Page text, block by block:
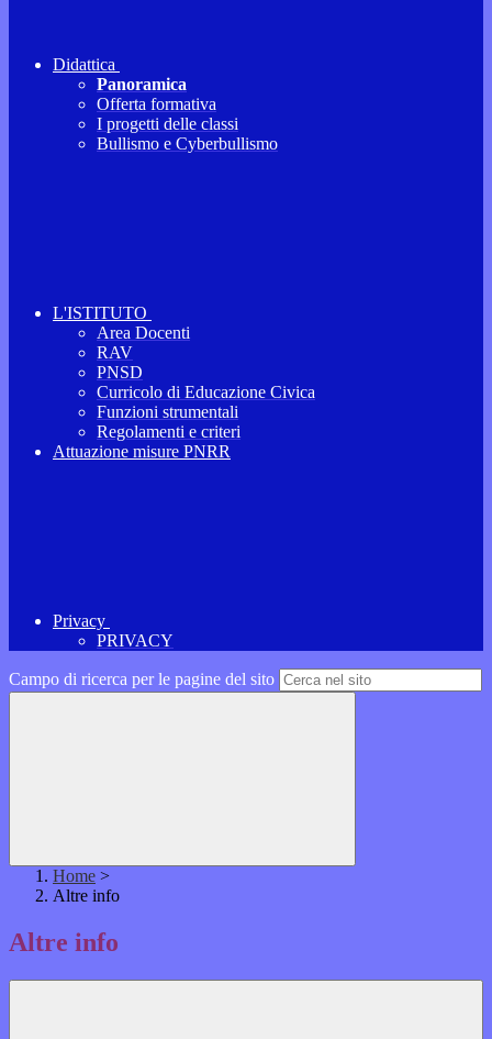
Didattica
Panoramica
Offerta formativa
I progetti delle classi
Bullismo e Cyberbullismo
L'ISTITUTO
Area Docenti
RAV
PNSD
Curricolo di Educazione Civica
Funzioni strumentali
Regolamenti e criteri
Attuazione misure PNRR
Privacy
PRIVACY
Campo di ricerca per le pagine del sito
Home >
Altre info
Altre info